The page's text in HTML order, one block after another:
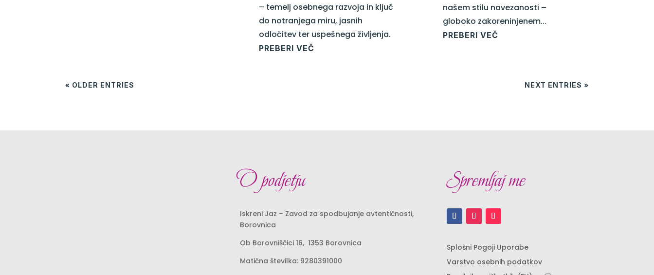
– temelj osebnega razvoja in ključ
do notranjega miru, jasnih
odločitev ter uspešnega življenja.
PREBERI VEČ
našem stilu navezanosti –
globoko zakoreninjenem...
PREBERI VEČ
« OLDER ENTRIES NEXT ENTRIES »
O podjetju
Iskreni Jaz – Zavod za spodbujanje avtentičnosti,
Borovnica
Ob Borovniščici 16, 1353 Borovnica
Matična številka: 9280391000
Spremljaj me
Splošni Pogoji Uporabe
Varstvo osebnih podatkov